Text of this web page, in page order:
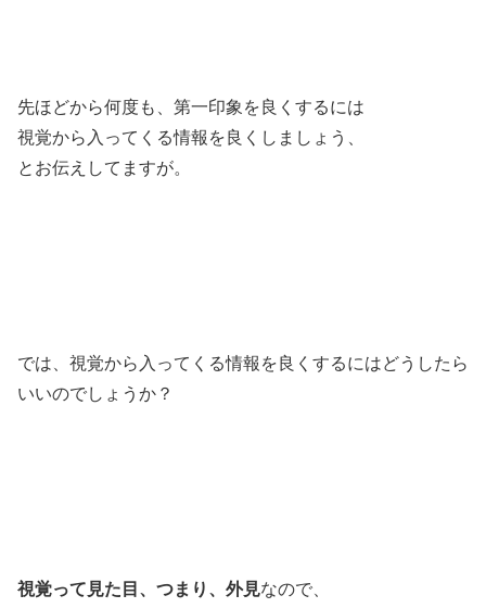
先ほどから何度も、第一印象を良くするには
視覚から入ってくる情報を良くしましょう、
とお伝えしてますが。
では、視覚から入ってくる情報を良くするにはどうしたら
いいのでしょうか？
視覚って見た目、つまり、外見なので、